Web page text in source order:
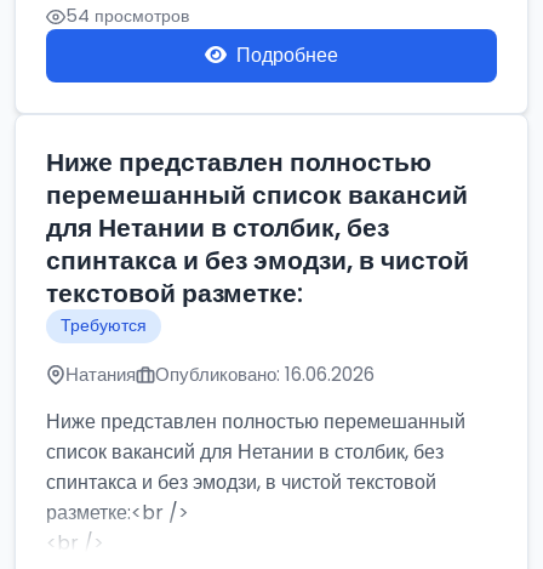
54 просмотров
Подробнее
Ниже представлен полностью
перемешанный список вакансий
для Нетании в столбик, без
спинтакса и без эмодзи, в чистой
текстовой разметке:
Требуются
Натания Опубликовано: 16.06.2026
Ниже представлен полностью перемешанный
список вакансий для Нетании в столбик, без
спинтакса и без эмодзи, в чистой текстовой
разметке:<br />
<br />